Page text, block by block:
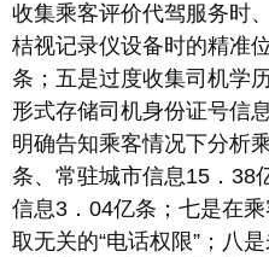
收集乘客评价代驾服务时
桔视记录仪设备时的精准
条；五是过度收集司机学
形式存储司机身份证号信
明确告知乘客情况下分析
条、常驻城市信息15．38
信息3．04亿条；七是在
取无关的“电话权限”；八